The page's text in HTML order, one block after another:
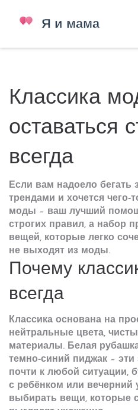
Классика
оставаться
всегда
Если вам надоело бегать
трендами и хочется
моды – ваш лучший
строгих правил, а набор
вещей, которые легко
не выходят из моды.
Почему
всегда
Классика основана на
нейтральные цвета,
материалы. Белая
темно‑синий пиджак –
почти к любой ситуации,
с ребёнком или вечерний
выбирать вещи, которые